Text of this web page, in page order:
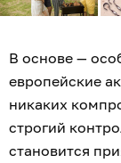
В основе —
европейские
никаких
строгий
становится